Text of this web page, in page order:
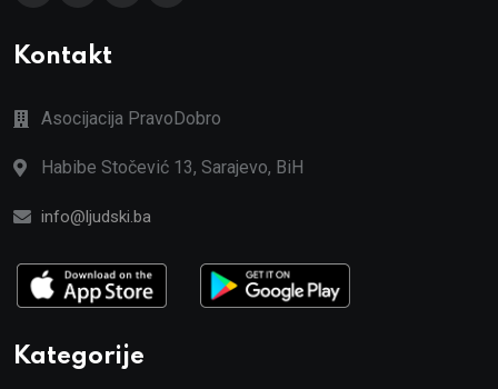
Kontakt
Asocijacija PravoDobro
Habibe Stočević 13, Sarajevo, BiH
info@ljudski.ba
Kategorije